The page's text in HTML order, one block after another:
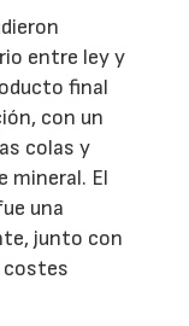
entre ley y
final
con un
colas y
mineral. El
una
junto con
costes